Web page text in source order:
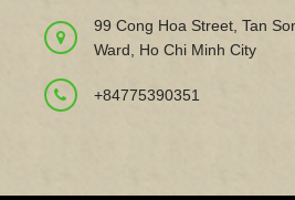
99 Cong Hoa Street, Tan
Ward, Ho Chi Minh City
+84775390351